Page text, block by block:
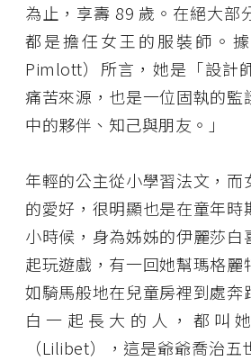
為止，享壽 89 歲。在絕大部
都是擔任女王的服裝師。
Pimlott）所言，她是「設計
痛苦來源，也是一位固執的監
中的夥伴、知己與朋友。」
年輕的公主從小學習法文，而
的愛好，很明顯也是在童年時
小時候，身為姊姊的伊麗莎白
起玩遊戲，有一回她幫瑪格麗
如騎馬般地在兒童房裡到處奔
白一起長大的人，都叫
（Lilibet），這是爺爺喬治五